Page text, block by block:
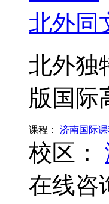
北外同
北外独
版国际
课程： 济南国际
校区：
在线咨